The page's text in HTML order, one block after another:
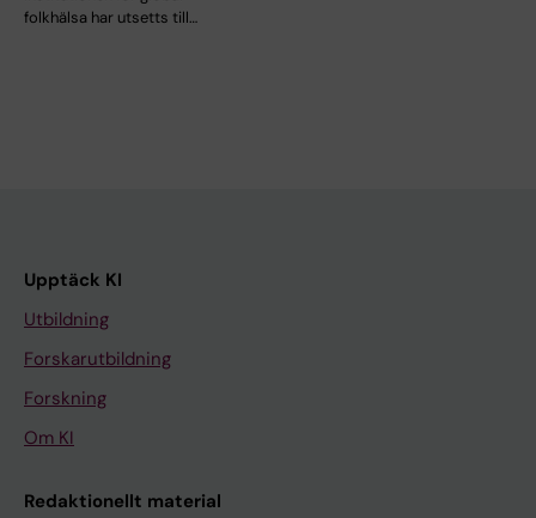
folkhälsa har utsetts till…
Upptäck KI
Utbildning
Forskarutbildning
Forskning
Om KI
Redaktionellt material